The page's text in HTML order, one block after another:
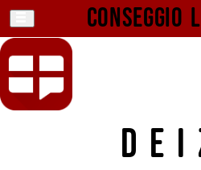
Conseggio